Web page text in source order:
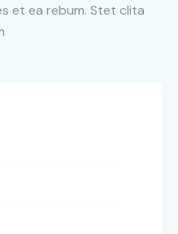
et ea rebum. Stet clita